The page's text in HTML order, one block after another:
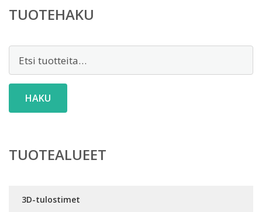
TUOTEHAKU
HAKU
TUOTEALUEET
3D-tulostimet